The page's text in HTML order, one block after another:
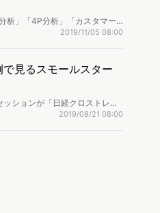
析」「4P分析」「カスタマー
面について説明します。
2019/11/05 08:00
見るスモールスター
ションが「日経クロストレン
会社のデータマーケティングの
2019/08/21 08:00